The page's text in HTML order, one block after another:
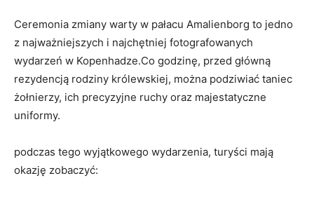
Ceremonia zmiany warty w pałacu Amalienborg to jedno​
z‌ najważniejszych⁤ i najchętniej fotografowanych
wydarzeń w Kopenhadze.Co⁣ godzinę, przed główną
rezydencją ‌rodziny królewskiej,‍ można podziwiać taniec
żołnierzy, ich precyzyjne⁢ ruchy​ oraz⁤ majestatyczne
uniformy.
podczas tego wyjątkowego wydarzenia, turyści mają
okazję zobaczyć: